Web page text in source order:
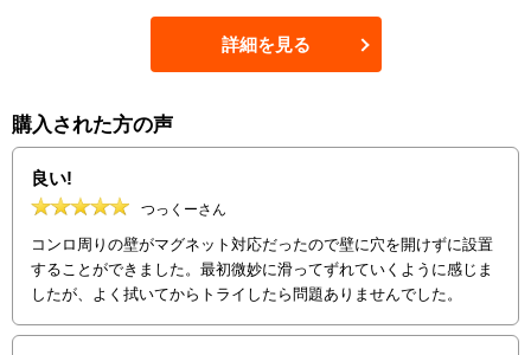
詳細を見る
購入された方の声
良い!
つっくーさん
コンロ周りの壁がマグネット対応だったので壁に穴を開けずに設置
することができました。最初微妙に滑ってずれていくように感じま
したが、よく拭いてからトライしたら問題ありませんでした。